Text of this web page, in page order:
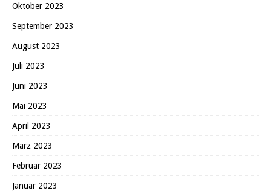
Oktober 2023
September 2023
August 2023
Juli 2023
Juni 2023
Mai 2023
April 2023
März 2023
Februar 2023
Januar 2023